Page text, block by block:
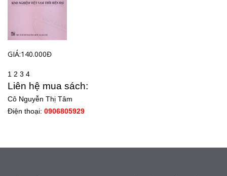
GIÁ:140.000Đ
1 2 3 4
Liên hệ mua sách:
Cô Nguyễn Thị Tâm
Điện thoại: 0906805929